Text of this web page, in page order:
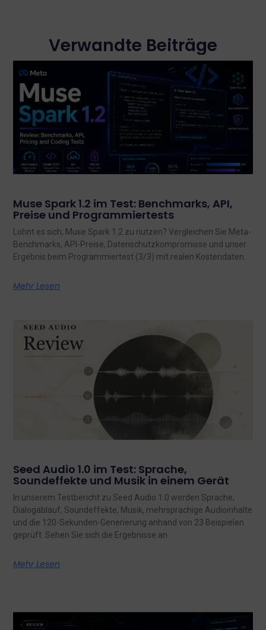
Verwandte Beiträge
Muse Spark 1.2 im Test: Benchmarks, API,
Preise und Programmiertests
Lohnt es sich, Muse Spark 1.2 zu nutzen? Vergleichen Sie Meta-
Benchmarks, API-Preise, Datenschutzkompromisse und unser
Ergebnis beim Programmiertest (3/3) mit realen Kostendaten.
Mehr Lesen
Seed Audio 1.0 im Test: Sprache,
Soundeffekte und Musik in einem Gerät
In unserem Testbericht zu Seed Audio 1.0 werden Sprache,
Dialogablauf, Soundeffekte, Musik, mehrsprachige Audioinhalte
und die 120-Sekunden-Generierung anhand von 23 Beispielen
geprüft. Sehen Sie sich die Ergebnisse an.
Mehr Lesen